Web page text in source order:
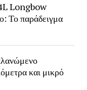
Longbow
Το παράδειγμα
και μικρό